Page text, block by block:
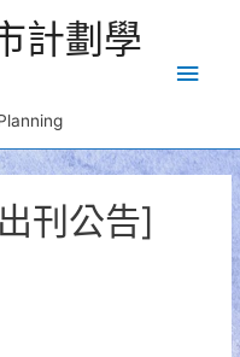
計劃學
Main
刊公告]